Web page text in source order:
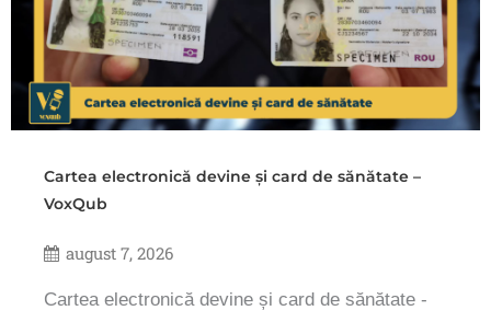
Cartea electronică devine și card de sănătate –
VoxQub
august 7, 2026
Cartea electronică devine și card de sănătate -